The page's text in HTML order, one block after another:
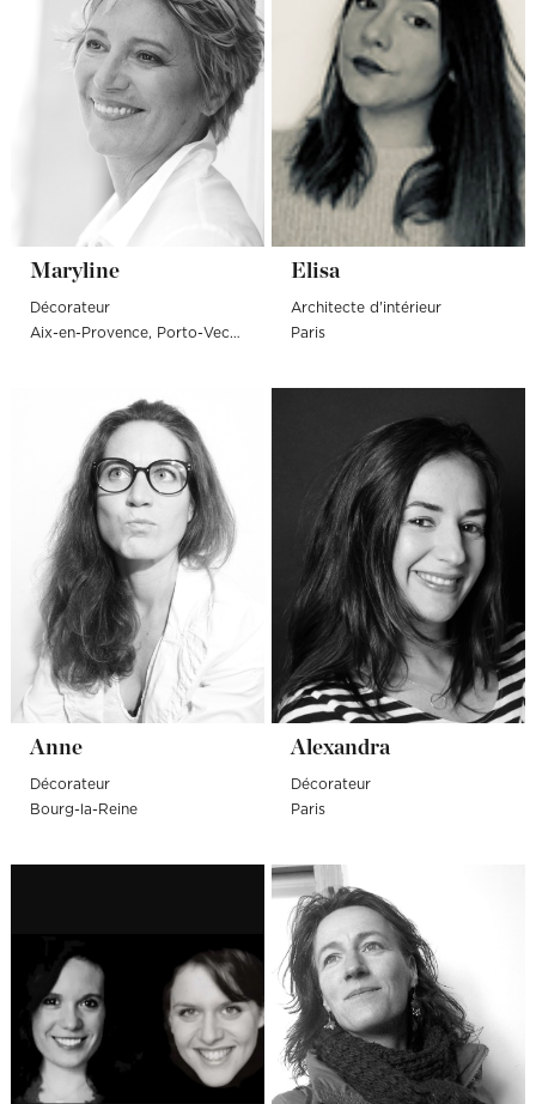
Maryline
Décorateur
Aix-en-Provence
Porto-Vecchio
Elisa
Architecte d'intérieur
Paris
Anne
Décorateur
Bourg-la-Reine
Alexandra
Décorateur
Paris